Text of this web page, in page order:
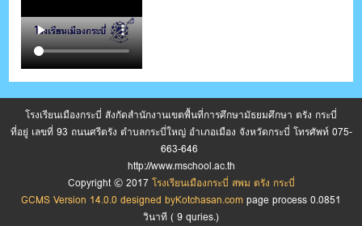
โรงเรียนเมืองกระบี่ สังกัดสำนักงานเขตพื้นที่การศึกษามัธยมศึกษา ตรัง กระบี่
ที่อยู่ เลขที่ 93 ถนนศรีตรัง ตำบลกระบี่ใหญ่ อำเภอเมือง จังหวัดกระบี่ โทรศัพท์ 075-
663-646
http://www.mschool.ac.th
Copyright © 2017 โรงเรียนเมืองกระบี่ สพม ตรัง กระบี่
GCMS Version 14.0.0 designed byKotchasan.com page process 0.0851
วินาที ( 9 quries.)